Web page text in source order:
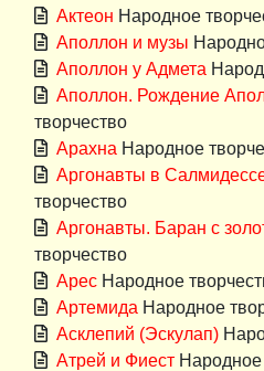
Актеон Народное
Аполлон и музы
Аполлон у Адмета
Аполлон. Рождение
творчество
Арахна Народное
Аргонавты в
творчество
Аргонавты. Баран с
творчество
Арес Народное
Артемида Народное
Асклепий (Эскулап)
Атрей и Фиест Народное